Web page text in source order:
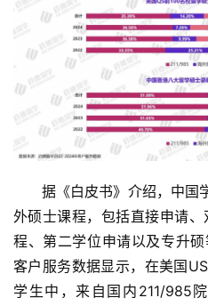
据《白皮书》介绍，中国
外硕士课程，包括直接申请
程、第二学位申请以及专升
客户服务数据显示，在美国
学生中，来自国内211/985